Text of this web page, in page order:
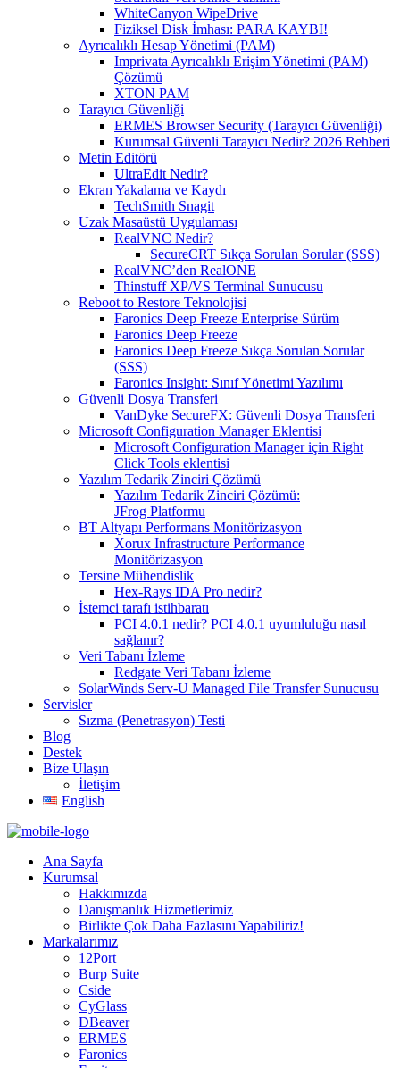
WhiteCanyon WipeDrive
Fiziksel Disk İmhası: PARA KAYBI!
Ayrıcalıklı Hesap Yönetimi (PAM)
Imprivata Ayrıcalıklı Erişim Yönetimi (PAM)
Çözümü
XTON PAM
Tarayıcı Güvenliği
ERMES Browser Security (Tarayıcı Güvenliği)
Kurumsal Güvenli Tarayıcı Nedir? 2026 Rehberi
Metin Editörü
UltraEdit Nedir?
Ekran Yakalama ve Kaydı
TechSmith Snagit
Uzak Masaüstü Uygulaması
RealVNC Nedir?
SecureCRT Sıkça Sorulan Sorular (SSS)
RealVNC’den RealONE
Thinstuff XP/VS Terminal Sunucusu
Reboot to Restore Teknolojisi
Faronics Deep Freeze Enterprise Sürüm
Faronics Deep Freeze
Faronics Deep Freeze Sıkça Sorulan Sorular
(SSS)
Faronics Insight: Sınıf Yönetimi Yazılımı
Güvenli Dosya Transferi
VanDyke SecureFX: Güvenli Dosya Transferi
Microsoft Configuration Manager Eklentisi
Microsoft Configuration Manager için Right
Click Tools eklentisi
Yazılım Tedarik Zinciri Çözümü
Yazılım Tedarik Zinciri Çözümü:
JFrog Platformu
BT Altyapı Performans Monitörizasyon
Xorux Infrastructure Performance
Monitörizasyon
Tersine Mühendislik
Hex-Rays IDA Pro nedir?
İstemci tarafı istihbaratı
PCI 4.0.1 nedir? PCI 4.0.1 uyumluluğu nasıl
sağlanır?
Veri Tabanı İzleme
Redgate Veri Tabanı İzleme
SolarWinds Serv-U Managed File Transfer Sunucusu
Servisler
Sızma (Penetrasyon) Testi
Blog
Destek
Bize Ulaşın
İletişim
English
Ana Sayfa
Kurumsal
Hakkımızda
Danışmanlık Hizmetlerimiz
Birlikte Çok Daha Fazlasını Yapabiliriz!
Markalarımız
12Port
Burp Suite
Cside
CyGlass
DBeaver
ERMES
Faronics